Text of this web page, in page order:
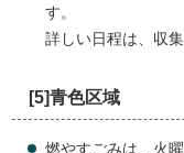
す。
詳しい日程は、収
[5]青色区域
燃やすごみは、火